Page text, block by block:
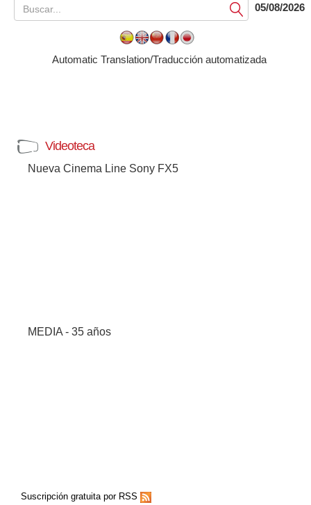
Submit05/08/2026
Automatic Translation/Traducción automatizada
Videoteca
Nueva Cinema Line Sony FX5
MEDIA - 35 años
Suscripción gratuita por RSS